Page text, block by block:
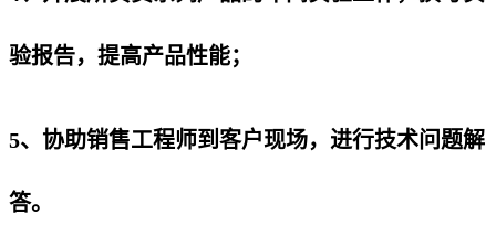
验报告，提高产品性能；
5、协助销售工程师到客户现场，进行技术问题解
答。